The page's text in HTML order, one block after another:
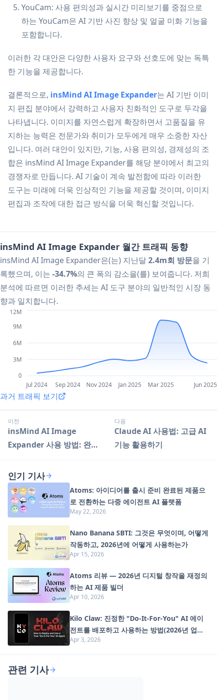
YouCam: 사용 편의성과 실시간 미리보기를 중점으로
하는 YouCam은 AI 기반 사진 향상 및 얼굴 미화 기능을
포함합니다.
이러한 각 대안은 다양한 사용자 요구와 선호도에 맞는 독특
한 기능을 제공합니다.
결론적으로, insMind AI Image Expander는 AI 기반 이미
지 편집 분야에서 강력하고 사용자 친화적인 도구로 두각을
나타냅니다. 이미지를 자연스럽게 확장하면서 고품질을 유
지하는 능력은 전문가와 취미가 모두에게 매우 소중한 자산
입니다. 여러 대안이 있지만, 기능, 사용 편의성, 경제성의 조
합은 insMind AI Image Expander를 해당 분야에서 최고의
경쟁자로 만듭니다. AI 기술이 계속 발전함에 따라 이러한
도구는 미래에 더욱 인상적인 기능을 제공할 것이며, 이미지
편집과 조작에 대한 접근 방식을 더욱 혁신할 것입니다.
insMind AI Image Expander 월간 트래픽 동향
insMind AI Image Expander은(는) 지난달2.4m회 방문을 기
록했으며, 이는 -34.7%의 큰 폭의 감소을(를) 보여줍니다. 저희
분석에 따르면 이러한 추세는 AI 도구 분야의 일반적인 시장 동
향과 일치합니다.
Jul 2024 Sep 2024 Nov 2024 Jan 2025 Mar 2025 Jun 2025
0
3M
6M
9M
12M
과거 트래픽 보기
이전
insMind AI Image
Expander 사용 방법: 완벽
다음
Claude AI 사용법: 고급 AI
기능 활용하기
인기 기사
Atoms: 아이디어를 출시 준비 완료된 제품으
로 전환하는 다중 에이전트 AI 플랫폼
May 22, 2026
Nano Banana SBTI: 그것은 무엇이며, 어떻게
작동하고, 2026년에 어떻게 사용하는가
Apr 15, 2026
Atoms 리뷰 — 2026년 디지털 창작을 재정의
하는 AI 제품 빌더
Apr 10, 2026
Kilo Claw: 진정한 "Do-It-For-You" AI 에이
전트를 배포하고 사용하는 방법(2026년 업데
이트)
Apr 3, 2026
관련 기사